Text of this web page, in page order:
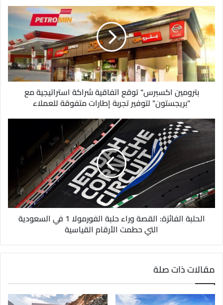
ك
ا
ل
إ
ل
ك
ت
ر
بترومين اكسبرس" توقع اتفاقية شراكة استراتيجية مع
"بريجستون" لتوفير تجربة إطارات متفوقة للعملاء
الحلبة الفائزة: القصة وراء حلبة الفورمولا 1 في السعودية
التي حطمت الأرقام القياسية
مقالات ذات صلة